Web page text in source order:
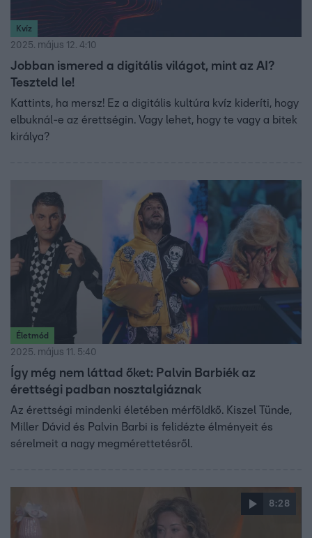
Kvíz
2025. május 12. 4:10
Jobban ismered a digitális világot, mint az AI?
Teszteld le!
Kattints, ha mersz! Ez a digitális kultúra kvíz kideríti, hogy
elbuknál-e az érettségin. Vagy lehet, hogy te vagy a bitek
királya?
Életmód
2025. május 11. 5:40
Így még nem láttad őket: Palvin Barbiék az
érettségi padban nosztalgiáznak
Az érettségi mindenki életében mérföldkő. Kiszel Tünde,
Miller Dávid és Palvin Barbi is felidézte élményeit és
sérelmeit a nagy megmérettetésről.
8:28